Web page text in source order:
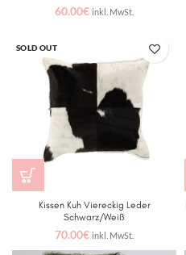
60.00€ inkl. MwSt.
SOLD OUT
Kissen Kuh Viereckig Leder
Schwarz/Weiß
70.00€ inkl. MwSt.